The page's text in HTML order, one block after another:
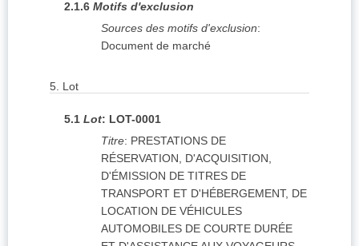
2.1.6 Motifs d'exclusion
Sources des motifs d'exclusion:
Document de marché
5. Lot
5.1 Lot: LOT-0001
Titre: PRESTATIONS DE
RÉSERVATION, D'ACQUISITION,
D'ÉMISSION DE TITRES DE
TRANSPORT ET D'HÉBERGEMENT, DE
LOCATION DE VÉHICULES
AUTOMOBILES DE COURTE DURÉE